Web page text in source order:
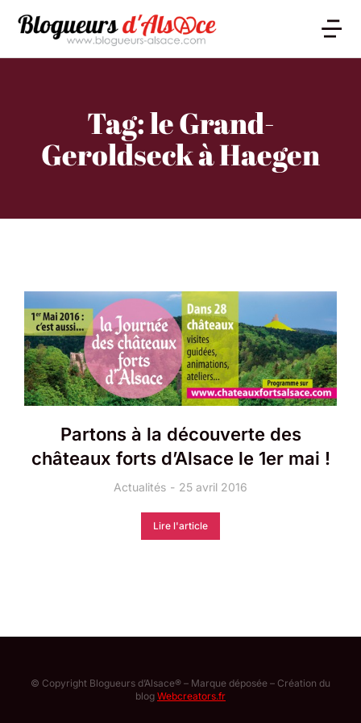
Tag: le Grand-
Geroldseck à Haegen
Partons à la découverte des
châteaux forts d’Alsace le 1er mai !
Actualités 25 avril 2016
Lire l'article
© Copyright Blogueurs d’Alsace® – Marque déposée – Création du
blog Webcreators.fr